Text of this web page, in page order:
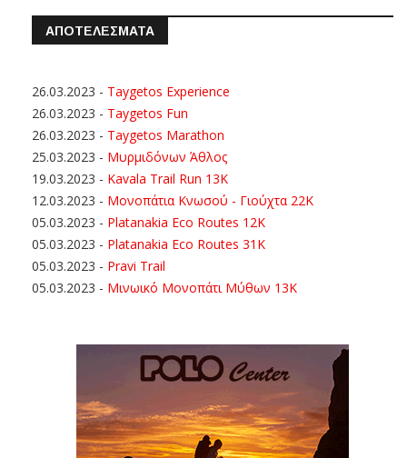
ΑΠΟΤΕΛΕΣΜΑΤΑ
26.03.2023 - Taygetos Experience
26.03.2023 - Taygetos Fun
26.03.2023 - Taygetos Marathon
25.03.2023 - Μυρμιδόνων Άθλος
19.03.2023 - Kavala Trail Run 13K
12.03.2023 - Μονοπάτια Κνωσού - Γιούχτα 22Κ
05.03.2023 - Platanakia Eco Routes 12K
05.03.2023 - Platanakia Eco Routes 31K
05.03.2023 - Pravi Trail
05.03.2023 - Μινωικό Μονοπάτι Μύθων 13Κ